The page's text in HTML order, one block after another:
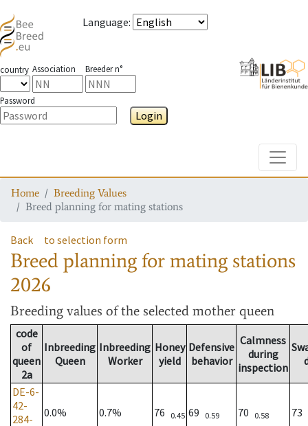
Language:
country Association Breeder n°
Password
Login
Home
Breeding Values
Breed planning for mating stations
Back to selection form
Breed planning for mating stations
2026
Breeding values of the selected mother queen
code
of
queen
2a
Inbreeding
Queen
Inbreeding
Worker
Honey
yield
Defensive
behavior
Calmness
during
inspection
DE-6-
42-
284-
0.0% 0.7% 76 0.45 69 0.59 70 0.58 73